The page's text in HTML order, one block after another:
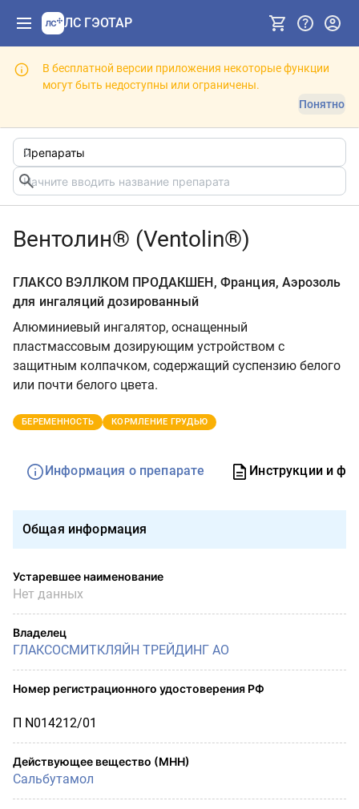
ЛС ГЭОТАР
В бесплатной версии приложения некоторые функции
могут быть недоступны или ограничены.
Понятно
Вентолин® (Ventolin®)
ГЛАКСО ВЭЛЛКОМ ПРОДАКШЕН, Франция, Аэрозоль
для ингаляций дозированный
Алюминиевый ингалятор, оснащенный
пластмассовым дозирующим устройством с
защитным колпачком, содержащий суспензию белого
или почти белого цвета.
БЕРЕМЕННОСТЬ КОРМЛЕНИЕ ГРУДЬЮ
Информация о препарате Инструкции и
Общая информация
Устаревшее наименование
Нет данных
Владелец
ГЛАКСОСМИТКЛЯЙН ТРЕЙДИНГ АО
Номер регистрационного удостоверения РФ
П N014212/01
Действующее вещество (МНН)
Сальбутамол